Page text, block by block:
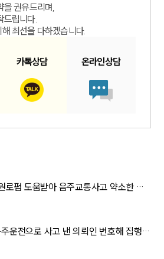
권유드리며,
드립니다.
최선을 다하겠습니다.
카톡상담 온라인상담
수원로펌 조력 사례 | 수원로펌 도움받아 음주교통사고 약소한 벌금형
천안음주운전변호사 | 음주운전으로 사고 낸 의뢰인 변호해 집행유예 받은 사례